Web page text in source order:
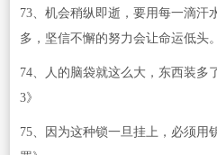
73、机会稍纵即逝，要用每一滴汗
多，坚信不懈的努力会让命运低头。
74、人的脑袋就这么大，东西装
3》
75、因为这种锁一旦挂上，必须